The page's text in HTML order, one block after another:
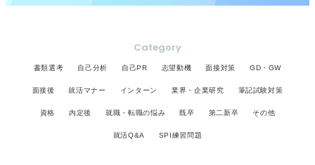
Category
書類選考 自己分析 自己PR 志望動機 面接対策 GD・GW
面接後 就活マナー インターン 業界・企業研究 筆記試験対策
資格 内定後 就職・転職の悩み 既卒 第二新卒 その他
就活Q&A SPI練習問題